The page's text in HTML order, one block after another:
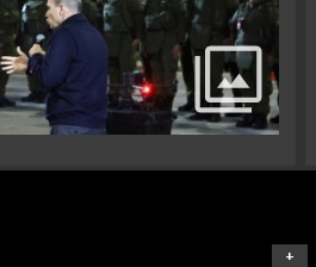
+